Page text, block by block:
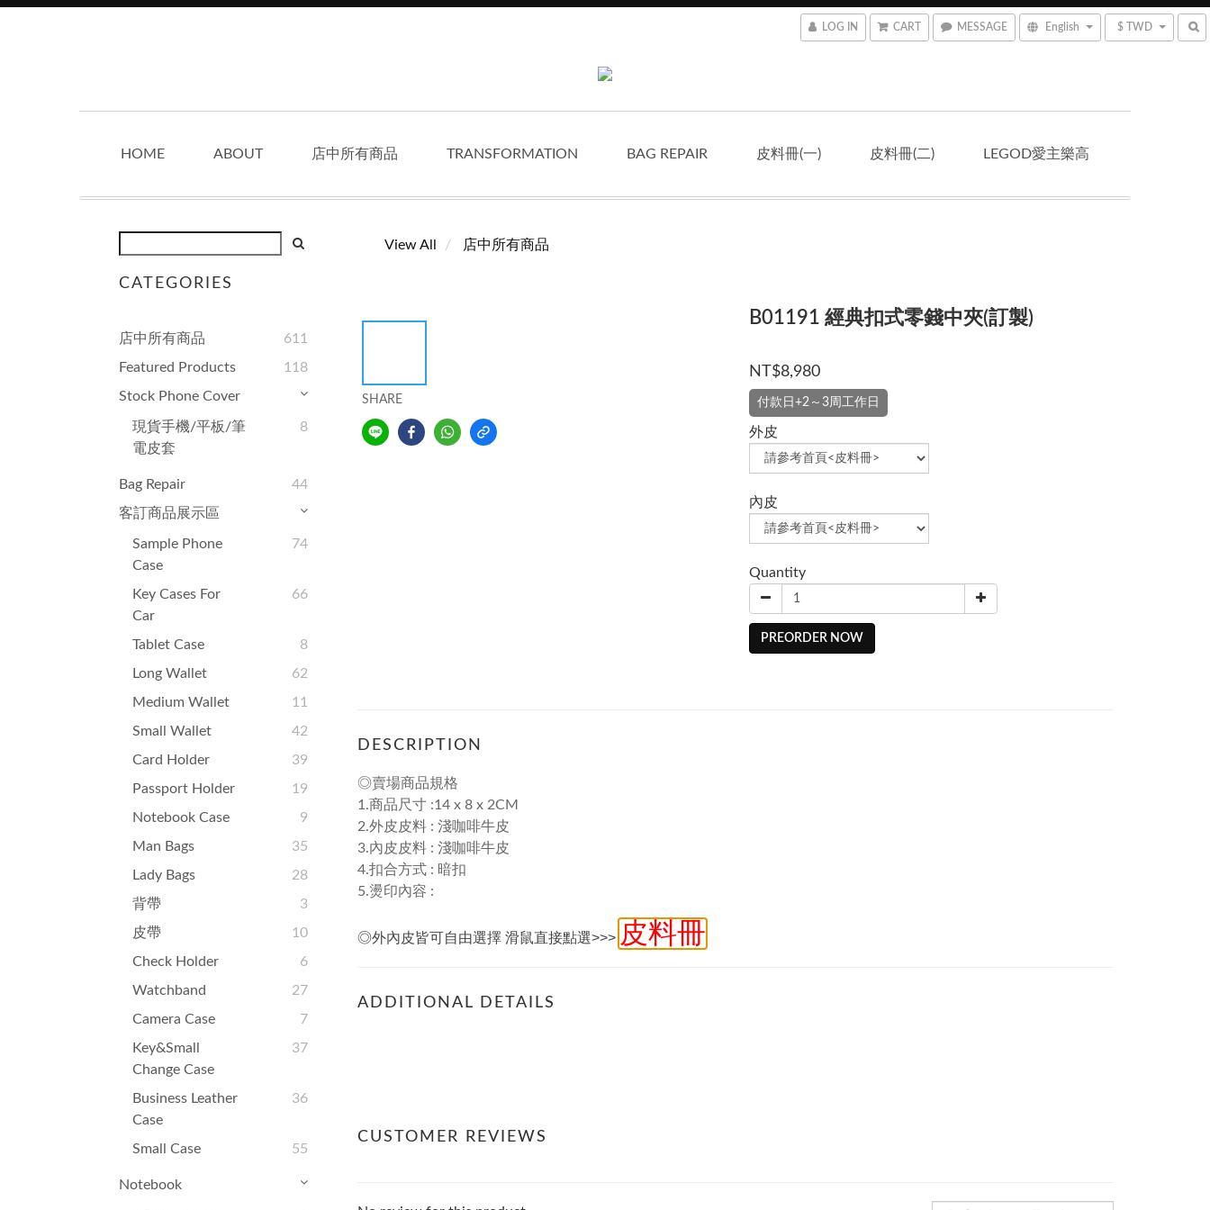
LOG IN CART MESSAGE English $ TWD
HOME ABOUT 店中所有商品 TRANSFORMATION BAG REPAIR 皮料冊(一) 皮料冊(二) LEGOD愛主樂高
CATEGORIES
店中所有商品
611
Featured Products
118
Stock Phone Cover
現貨手機/平板/筆
電皮套
8
Bag Repair
44
客訂商品展示區
Sample Phone
Case
74
Key Cases For
Car
66
Tablet Case
8
Long Wallet
62
Medium Wallet
11
Small Wallet
42
Card Holder
39
Passport Holder
19
Notebook Case
9
Man Bags
35
Lady Bags
28
背帶
3
皮帶
10
Check Holder
6
Watchband
27
Camera Case
7
Key&small
Change Case
37
Business Leather
Case
36
Small Case 55
Notebook
View All 店中所有商品
SHARE
B01191 經典扣式零錢中夾(訂製)
NT$8,980
付款日+2～3周工作日
外皮
內皮
Quantity
PREORDER NOW
DESCRIPTION
◎賣場商品規格
1.商品尺寸 :14 x 8 x 2CM
2.外皮皮料 : 淺咖啡牛皮
3.內皮皮料 : 淺咖啡牛皮
4.扣合方式 : 暗扣
5.燙印內容 :
◎外內皮皆可自由選擇 滑鼠直接點選>>> 皮料冊
ADDITIONAL DETAILS
CUSTOMER REVIEWS